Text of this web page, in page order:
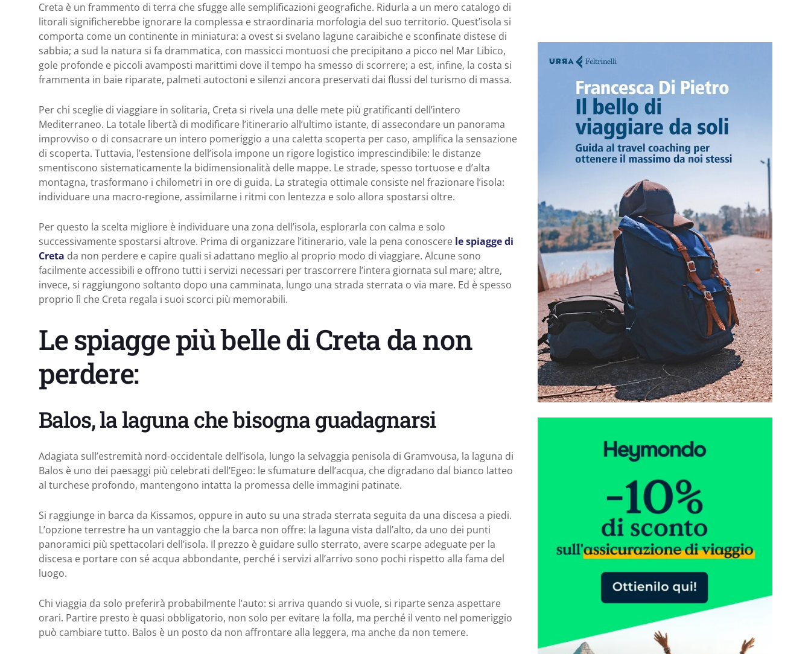
Creta è un frammento di terra che sfugge alle semplificazioni geografiche. Ridurla a un mero catalogo di
litorali significherebbe ignorare la complessa e straordinaria morfologia del suo territorio. Quest’isola si
comporta come un continente in miniatura: a ovest si svelano lagune caraibiche e sconfinate distese di
sabbia; a sud la natura si fa drammatica, con massicci montuosi che precipitano a picco nel Mar Libico,
gole profonde e piccoli avamposti marittimi dove il tempo ha smesso di scorrere; a est, infine, la costa si
frammenta in baie riparate, palmeti autoctoni e silenzi ancora preservati dai flussi del turismo di massa.
Per chi sceglie di viaggiare in solitaria, Creta si rivela una delle mete più gratificanti dell’intero
Mediterraneo. La totale libertà di modificare l’itinerario all’ultimo istante, di assecondare un panorama
improvviso o di consacrare un intero pomeriggio a una caletta scoperta per caso, amplifica la sensazione
di scoperta. Tuttavia, l’estensione dell’isola impone un rigore logistico imprescindibile: le distanze
smentiscono sistematicamente la bidimensionalità delle mappe. Le strade, spesso tortuose e d’alta
montagna, trasformano i chilometri in ore di guida. La strategia ottimale consiste nel frazionare l’isola:
individuare una macro-regione, assimilarne i ritmi con lentezza e solo allora spostarsi oltre.
Per questo la scelta migliore è individuare una zona dell’isola, esplorarla con calma e solo
successivamente spostarsi altrove. Prima di organizzare l’itinerario, vale la pena conoscere le spiagge di
Creta da non perdere e capire quali si adattano meglio al proprio modo di viaggiare. Alcune sono
facilmente accessibili e offrono tutti i servizi necessari per trascorrere l’intera giornata sul mare; altre,
invece, si raggiungono soltanto dopo una camminata, lungo una strada sterrata o via mare. Ed è spesso
proprio lì che Creta regala i suoi scorci più memorabili.
Le spiagge più belle di Creta da non
perdere:
Balos, la laguna che bisogna guadagnarsi
Adagiata sull’estremità nord-occidentale dell’isola, lungo la selvaggia penisola di Gramvousa, la laguna di
Balos è uno dei paesaggi più celebrati dell’Egeo: le sfumature dell’acqua, che digradano dal bianco latteo
al turchese profondo, mantengono intatta la promessa delle immagini patinate.
Si raggiunge in barca da Kissamos, oppure in auto su una strada sterrata seguita da una discesa a piedi.
L’opzione terrestre ha un vantaggio che la barca non offre: la laguna vista dall’alto, da uno dei punti
panoramici più spettacolari dell’isola. Il prezzo è guidare sullo sterrato, avere scarpe adeguate per la
discesa e portare con sé acqua abbondante, perché i servizi all’arrivo sono pochi rispetto alla fama del
luogo.
Chi viaggia da solo preferirà probabilmente l’auto: si arriva quando si vuole, si riparte senza aspettare
orari. Partire presto è quasi obbligatorio, non solo per evitare la folla, ma perché il vento nel pomeriggio
può cambiare tutto. Balos è un posto da non affrontare alla leggera, ma anche da non temere.